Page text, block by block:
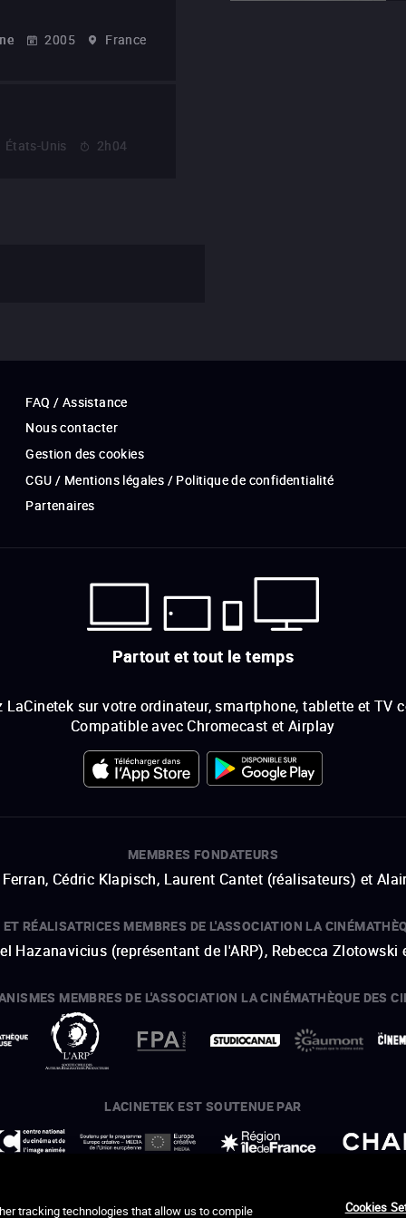
2005
France
États-Unis 2h04
FAQ / Assistance
Nous contacter
Gestion des cookies
CGU / Mentions légales / Politique de confidentialité
Partenaires
Partout et tout le temps
LaCinetek sur votre ordinateur, smartphone, tablette et TV
Compatible avec Chromecast et Airplay
MEMBRES FONDATEURS
Cédric Klapisch, Laurent Cantet (réalisateurs) et
RÉALISATRICES MEMBRES DE L'ASSOCIATION LA
Hazanavicius (représentant de l'ARP), Rebecca
MEMBRES DE L'ASSOCIATION LA CINÉMATHÈQUE DES
LACINETEK EST SOUTENUE PAR
tracking technologies that allow us to compile Cookies